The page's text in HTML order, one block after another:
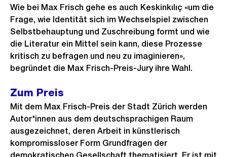
Wie bei Max Frisch gehe es auch Keskinkılıç «um die
Frage, wie Identität sich im Wechselspiel zwischen
Selbstbehauptung und Zuschreibung formt und wie
die Literatur ein Mittel sein kann, diese Prozesse
kritisch zu befragen und neu zu imaginieren»,
begründet die Max Frisch-Preis-Jury ihre Wahl.
Zum Preis
Mit dem Max Frisch-Preis der Stadt Zürich werden
Autor*innen aus dem deutschsprachigen Raum
ausgezeichnet, deren Arbeit in künstlerisch
kompromissloser Form Grundfragen der